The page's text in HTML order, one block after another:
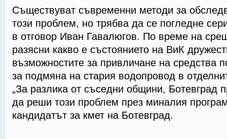
Съществуват съвременни методи за
този проблем, но трябва да се погледне
в отговор Иван Гавалюгов. По време на
разясни какво е състоянието на ВиК
възможностите за привличане на средства
за подмяна на стария водопровод в
„За разлика от съседни общини, Ботевград
да реши този проблем през миналия
кандидатът за кмет на Ботевград.